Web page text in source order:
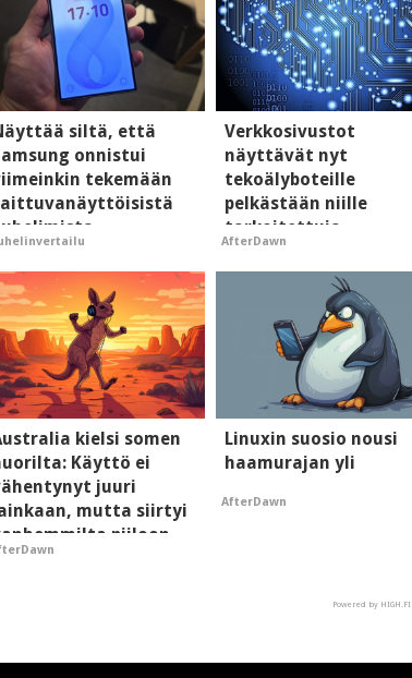
siltä, että
onnistui
tekemään
Verkkosivustot
näyttävät nyt
tekoälyboteille
pelkästään niille
tarkoitettuja
mainoksia - vaikuttaa
tekoälyn mielikuvaan
AfterDawn
kielsi somen
Käyttö ei
juuri
mutta siirtyi
piiloon
Linuxin suosio nousi
haamurajan yli
AfterDawn
Powered by HIGH.FI